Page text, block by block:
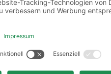
service AG & Co.